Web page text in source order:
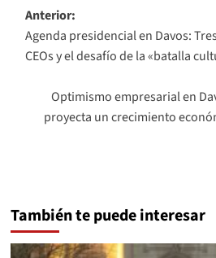
Navegación
de
entradas
Anterior:
Agenda presidencial en Davos:
CEOs y el desafío de la «batalla
Optimismo empresarial en
proyecta un crecimiento
También te puede interesar